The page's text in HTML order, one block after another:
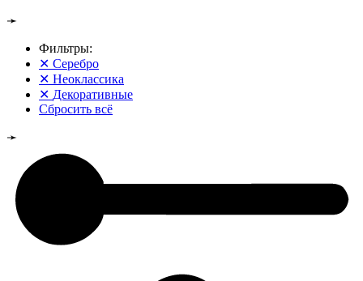
➛
Фильтры:
✕ Серебро
✕ Неоклассика
✕ Декоративные
Сбросить всё
➛